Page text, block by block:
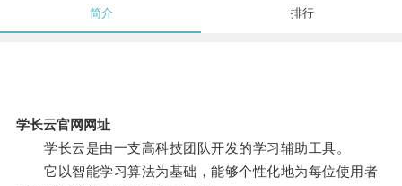
简介 排行
学长云官网网址
学长云是由一支高科技团队开发的学习辅助工具。
它以智能学习算法为基础，能够个性化地为每位使用者